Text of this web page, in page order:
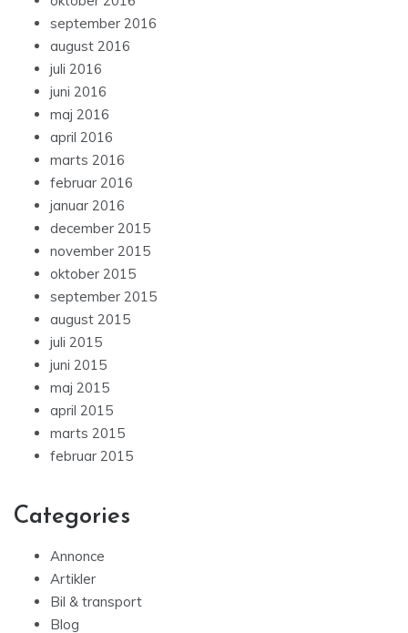
september 2016
august 2016
juli 2016
juni 2016
maj 2016
april 2016
marts 2016
februar 2016
januar 2016
december 2015
november 2015
oktober 2015
september 2015
august 2015
juli 2015
juni 2015
maj 2015
april 2015
marts 2015
februar 2015
Categories
Annonce
Artikler
Bil & transport
Blog